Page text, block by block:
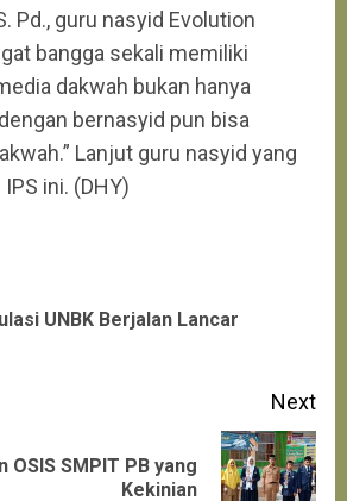
Pd., guru nasyid Evolution
bangga sekali memiliki
dakwah bukan hanya
bernasyid pun bisa
Lanjut guru nasyid yang
ini. (DHY)
UNBK Berjalan Lancar
Next
OSIS SMPIT PB yang
Kekinian